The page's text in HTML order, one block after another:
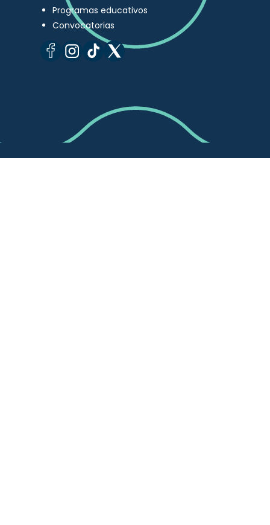
Programas educativos
Convocatorias